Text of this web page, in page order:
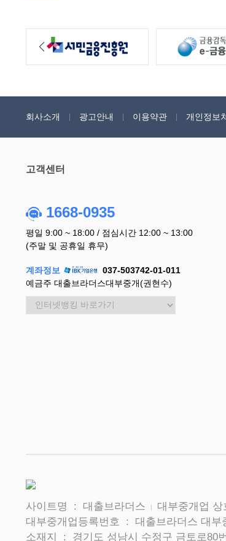
회사소개 광고안내 이용약관 개인정보
고객센터
1668-0935
평일 9:00 ~ 18:00 / 점심시간 12:00 ~ 13:00
(주말 및 공휴일 휴무)
계좌정보
037-503742-01-011
예금주 대출브라더스대부중개(권현수)
사이트명 : 대출브라더스 | 대부중개업
대부중개업등록번호 : 대출브라더스 대부
소재지 : 경기도 성남시 수정구 금토로80